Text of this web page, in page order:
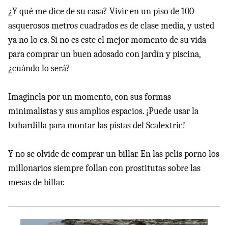
¿Y qué me dice de su casa? Vivir en un piso de 100
asquerosos metros cuadrados es de clase media, y usted
ya no lo es. Si no es este el mejor momento de su vida
para comprar un buen adosado con jardín y piscina,
¿cuándo lo será?
Imagínela por un momento, con sus formas
minimalistas y sus amplios espacios. ¡Puede usar la
buhardilla para montar las pistas del Scalextric!
Y no se olvide de comprar un billar. En las pelis porno los
millonarios siempre follan con prostitutas sobre las
mesas de billar.